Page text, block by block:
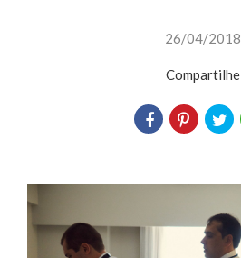
26/04/2018
Compartilhe